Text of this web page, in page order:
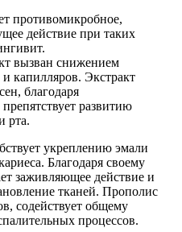
противомикробное,
действие при таких
вызван снижением
капилляров. Экстракт
благодаря
развитию
рта.
укреплению эмали
Благодаря своему
заживляющее действие и
тканей. Прополис
содействует общему
процессов.